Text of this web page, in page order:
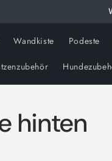
Wandkiste Podeste
hinten